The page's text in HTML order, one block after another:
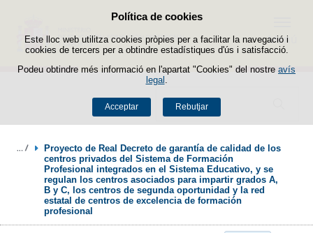
Política de cookies
Este lloc web utilitza cookies pròpies per a facilitar la navegació i
cookies de tercers per a obtindre estadístiques d'ús i satisfacció.
Podeu obtindre més informació en l'apartat "Cookies" del nostre avís
legal
Acceptar Rebutjar
Passar al contingut
Buscador
Menú
Proyecto de Real Decreto de garantía de calidad de los
centros privados del Sistema de Formación
Profesional integrados en el Sistema Educativo, y se
regulan los centros asociados para impartir grados A,
B y C, los centros de segunda oportunidad y la red
estatal de centros de excelencia de formación
profesional